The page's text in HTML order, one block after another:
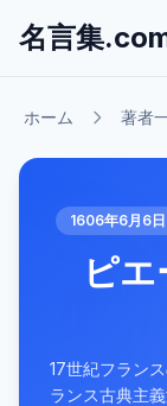
名言集
ホーム 著者
1606年6月6
ピ
17世紀フラン
ランス古典主